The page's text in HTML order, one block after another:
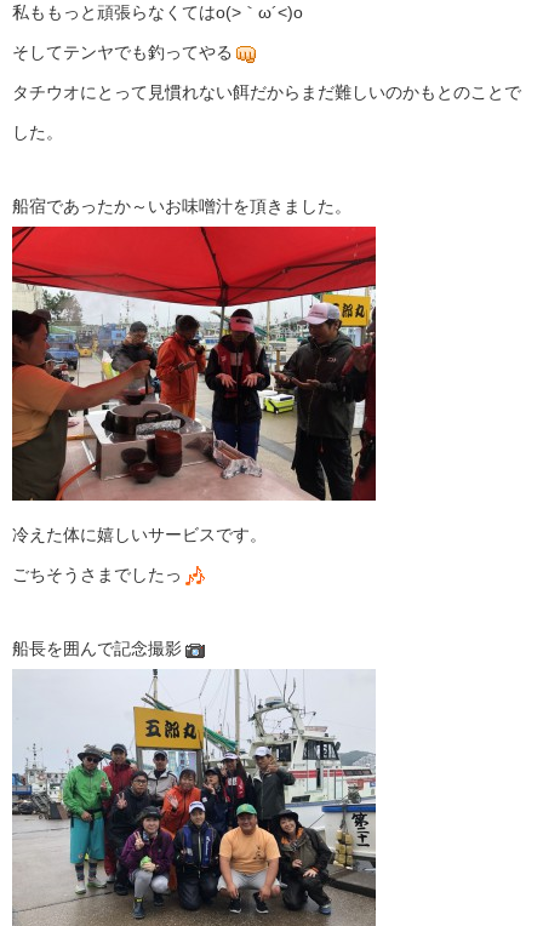
私ももっと頑張らなくてはo(>｀ω´<)o
そしてテンヤでも釣ってやる
タチウオにとって見慣れない餌だからまだ難しいのかもとのことで
した。
船宿であったか～いお味噌汁を頂きました。
冷えた体に嬉しいサービスです。
ごちそうさまでしたっ
船長を囲んで記念撮影